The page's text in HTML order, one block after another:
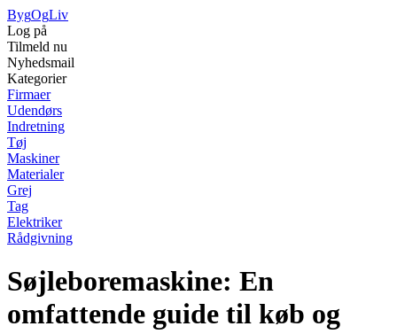
BygOgLiv
Log på
Tilmeld nu
Nyhedsmail
Kategorier
Firmaer
Udendørs
Indretning
Tøj
Maskiner
Materialer
Grej
Tag
Elektriker
Rådgivning
Søjleboremaskine: En
omfattende guide til køb og